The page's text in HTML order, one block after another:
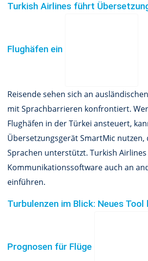
Turkish Airlines führt
Flughäfen ein
Reisende sehen sich an
mit Sprachbarrieren konfrontiert.
Flughäfen in der Türkei ansteuert,
Übersetzungsgerät SmartMic nutzen,
Sprachen unterstützt. Turkish
Kommunikationssoftware auch an
einführen.
Turbulenzen im Blick: Neues
Prognosen für Flüge